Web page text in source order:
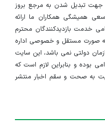
جهت تبدیل شدن به مرجع بروز
همیشگی همکاران ما ارائه
خدمت بازدیدکنندگان محترم
صورت مستقل و خصوصی اداره
دولتی نمی باشد، این سایت
بوده و بنابراین لازم است که
به صحت و سقم اخبار منتشر